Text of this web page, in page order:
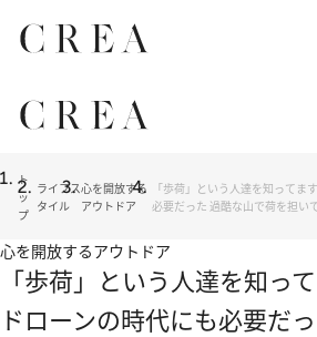
ト
ッ
プ
ライフス
タイル
心を開放する
アウトドア
「歩荷」という人達を知ってま
必要だった 過酷な山で荷を担い
心を開放するアウトドア
「歩荷」という人達を知っ
ドローンの時代にも必要だ